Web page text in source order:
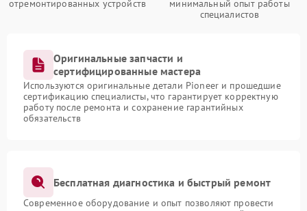
отремонтированных устройств
минимальный опыт работы
специалистов
Оригинальные запчасти и
сертифицированные мастера
Используются оригинальные детали Pioneer и прошедшие
сертификацию специалисты, что гарантирует корректную
работу после ремонта и сохранение гарантийных
обязательств
Бесплатная диагностика и быстрый ремонт
Современное оборудование и опыт позволяют провести